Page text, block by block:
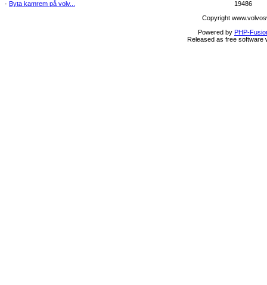
· Byta kamrem på volv... 19486
Copyright
Powered by PHP-
Released as free software